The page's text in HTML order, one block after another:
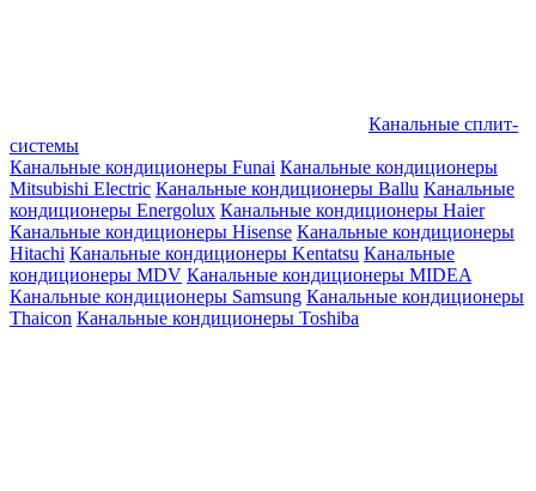
Канальные сплит-
системы
Канальные кондиционеры Funai Канальные кондиционеры
Mitsubishi Electric Канальные кондиционеры Ballu Канальные
кондиционеры Energolux Канальные кондиционеры Haier
Канальные кондиционеры Hisense Канальные кондиционеры
Hitachi Канальные кондиционеры Kentatsu Канальные
кондиционеры MDV Канальные кондиционеры MIDEA
Канальные кондиционеры Samsung Канальные кондиционеры
Thaicon Канальные кондиционеры Toshiba